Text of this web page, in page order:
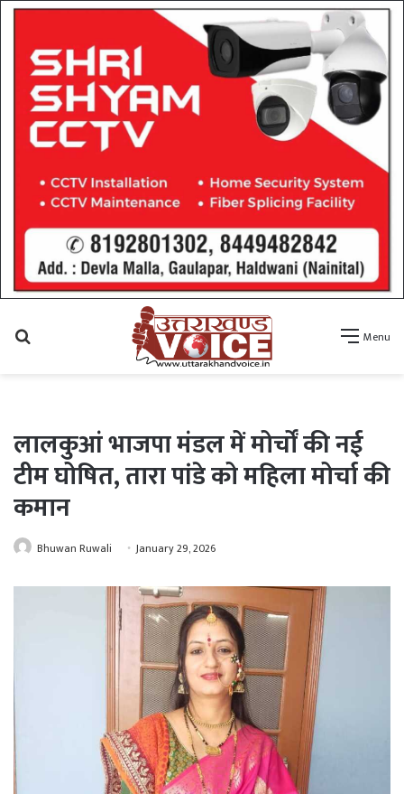
Menu
लालकुआं भाजपा मंडल में मोर्चों की नई
टीम घोषित, तारा पांडे को महिला मोर्चा की
कमान
Bhuwan Ruwali January 29, 2026